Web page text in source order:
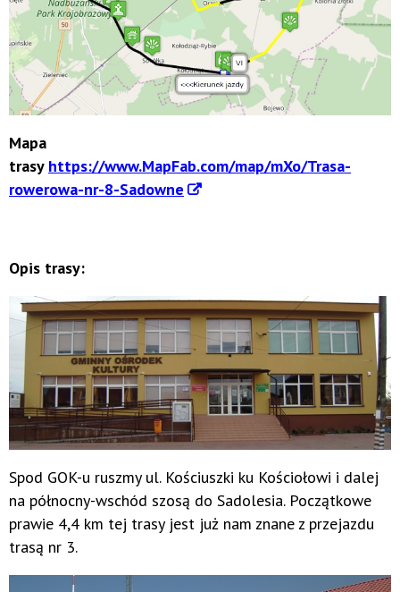
Mapa
trasy https://www.MapFab.com/map/mXo/Trasa-
rowerowa-nr-8-Sadowne
Opis trasy:
Spod GOK-u ruszmy ul. Kościuszki ku Kościołowi i dalej
na północny-wschód szosą do Sadolesia. Początkowe
prawie 4,4 km tej trasy jest już nam znane z przejazdu
trasą nr 3.